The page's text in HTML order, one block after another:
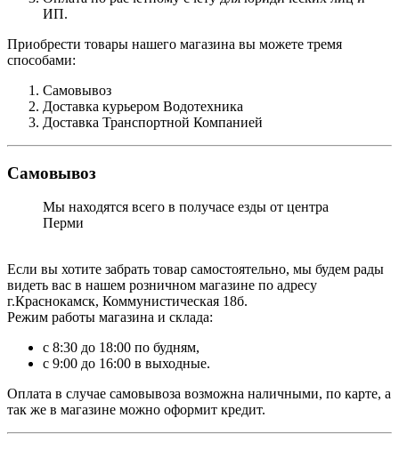
ИП.
Приобрести товары нашего магазина вы можете тремя
способами:
Самовывоз
Доставка курьером Водотехника
Доставка Транспортной Компанией
Самовывоз
Мы находятся всего в получасе езды от центра
Перми
Если вы хотите забрать товар самостоятельно, мы будем рады
видеть вас в нашем розничном магазине по адресу
г.Краснокамск, Коммунистическая 18б.
Режим работы магазина и склада:
с 8:30 до 18:00 по будням,
с 9:00 до 16:00 в выходные.
Оплата в случае самовывоза возможна наличными, по карте, а
так же в магазине можно оформит кредит.